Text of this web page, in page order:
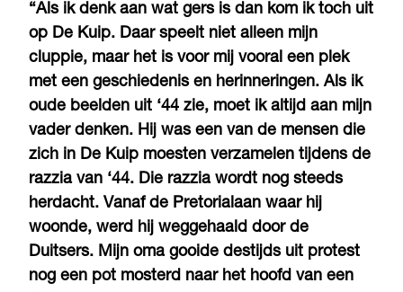
“Als ik denk aan wat gers is dan kom ik toch uit
op De Kuip. Daar speelt niet alleen mijn
cluppie, maar het is voor mij vooral een plek
met een geschiedenis en herinneringen. Als ik
oude beelden uit ‘44 zie, moet ik altijd aan mijn
vader denken. Hij was een van de mensen die
zich in De Kuip moesten verzamelen tijdens de
razzia van ‘44. Die razzia wordt nog steeds
herdacht. Vanaf de Pretorialaan waar hij
woonde, werd hij weggehaald door de
Duitsers. Mijn oma gooide destijds uit protest
nog een pot mosterd naar het hoofd van een